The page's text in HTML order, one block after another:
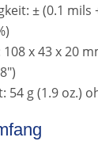
± (0.1 mils
x 43 x 20
54 g (1.9 oz.)